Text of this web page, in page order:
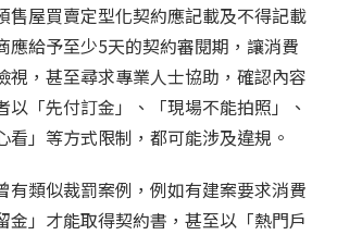
售屋買賣定型化契約應記載及不得記載
應給予至少5天的契約審閱期，讓消費
視，甚至尋求專業人士協助，確認內容
以「先付訂金」、「現場不能拍照」、
看」等方式限制，都可能涉及違規。
有類似裁罰案例，例如有建案要求消費
金」才能取得契約書，甚至以「熱門戶